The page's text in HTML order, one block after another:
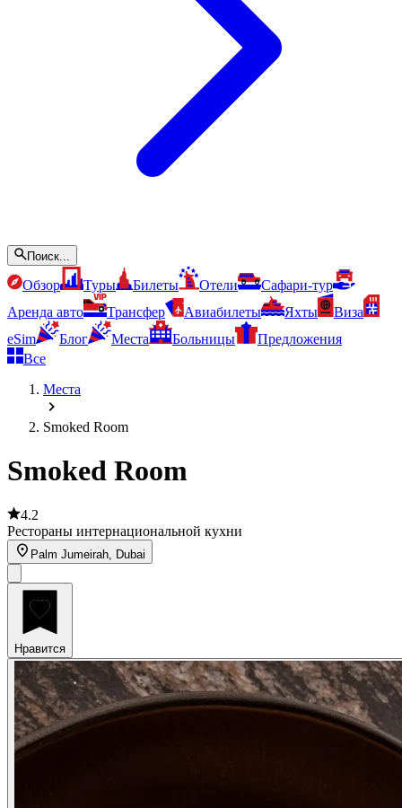
Поиск...
Обзор Туры Билеты Отели
Сафари-тур
Аренда авто
Трансфер Авиабилеты Яхты
Виза
eSim
Блог Места Больницы
Предложения
Все
Места
Smoked Room
Smoked Room
4.2
Рестораны интернациональной кухни
Palm Jumeirah, Dubai
Нравится